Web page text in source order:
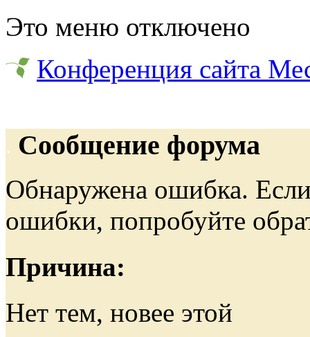
Это меню отключено
Конференция сайта
Сообщение форума
Обнаружена ошибка.
ошибки, попробуйте
Причина:
Нет тем, новее этой